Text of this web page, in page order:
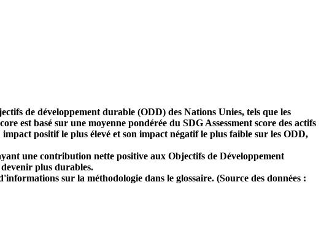
de développement durable (ODD) des Nations Unies, tels que les
est basé sur une moyenne pondérée du SDG Assessment score des actifs
positif le plus élevé et son impact négatif le plus faible sur les ODD,
une contribution nette positive aux Objectifs de Développement
plus durables.
sur la méthodologie dans le glossaire. (Source des données :